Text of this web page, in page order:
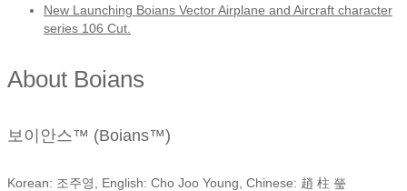
New Launching Boians Vector Airplane and Aircraft character
series 106 Cut.
About Boians
보이안스™ (Boians™)
Korean: 조주영, English: Cho Joo Young, Chinese: 趙 柱 瑩